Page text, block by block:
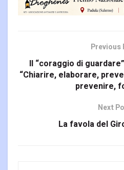
Previous
Il “coraggio di
“Chiarire, elaborare,
prevenire,
Next
La favola del